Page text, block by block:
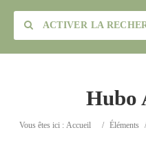
ACTIVER LA
Catégorie
Hubo
Vous êtes ici : Accueil / Éléments /